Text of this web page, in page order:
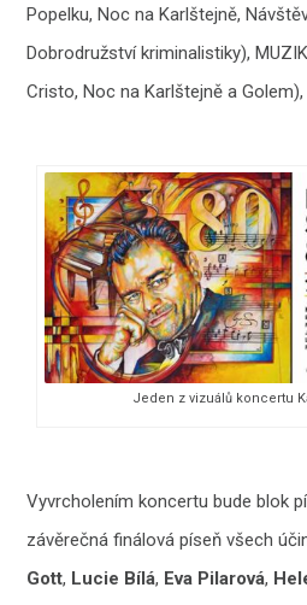
Popelku, Noc na Karlštejně,
Dobrodružství kriminalistiky),
Cristo, Noc na Karlštejně a Golem),
Jeden z vizuálů koncertu
Vyvrcholením koncertu bude blok
závěrečná finálová píseň všech
Gott, Lucie Bílá, Eva Pilarová,